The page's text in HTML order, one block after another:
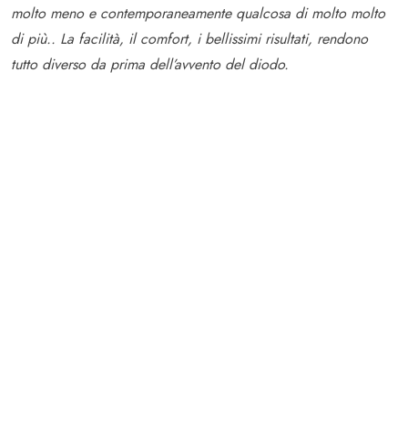
molto meno e contemporaneamente qualcosa di molto molto
di più.. La facilità, il comfort, i bellissimi risultati, rendono
tutto diverso da prima dell’avvento del diodo.